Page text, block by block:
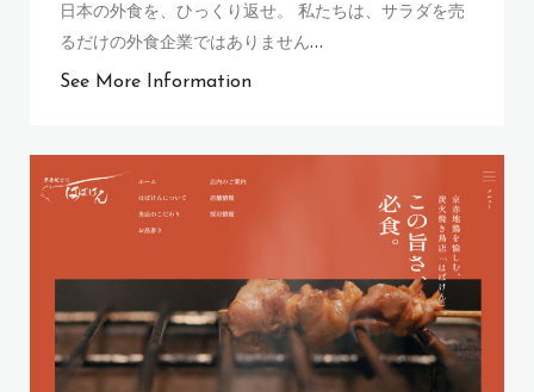
日本の外食を、ひっくり返せ。 私たちは、サラダを売
るだけの外食企業ではありません…
See More Information